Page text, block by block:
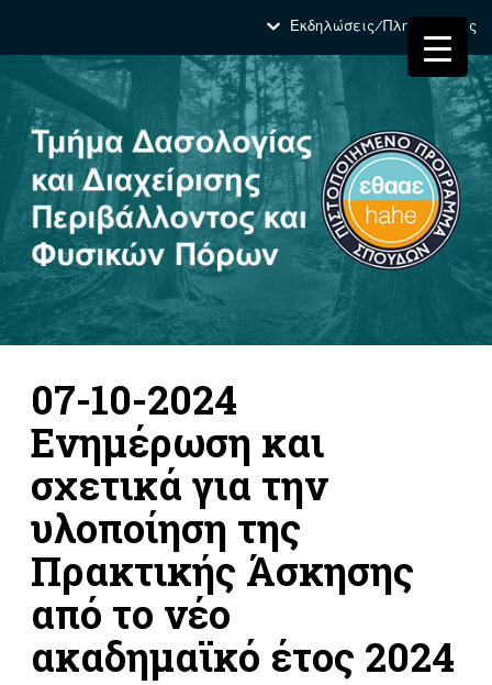
Εκδηλώσεις/Πληροφορίες
07-10-2024
Ενημέρωση και
σχετικά για την
υλοποίηση της
Πρακτικής Άσκησης
από το νέο
ακαδημαϊκό έτος 2024